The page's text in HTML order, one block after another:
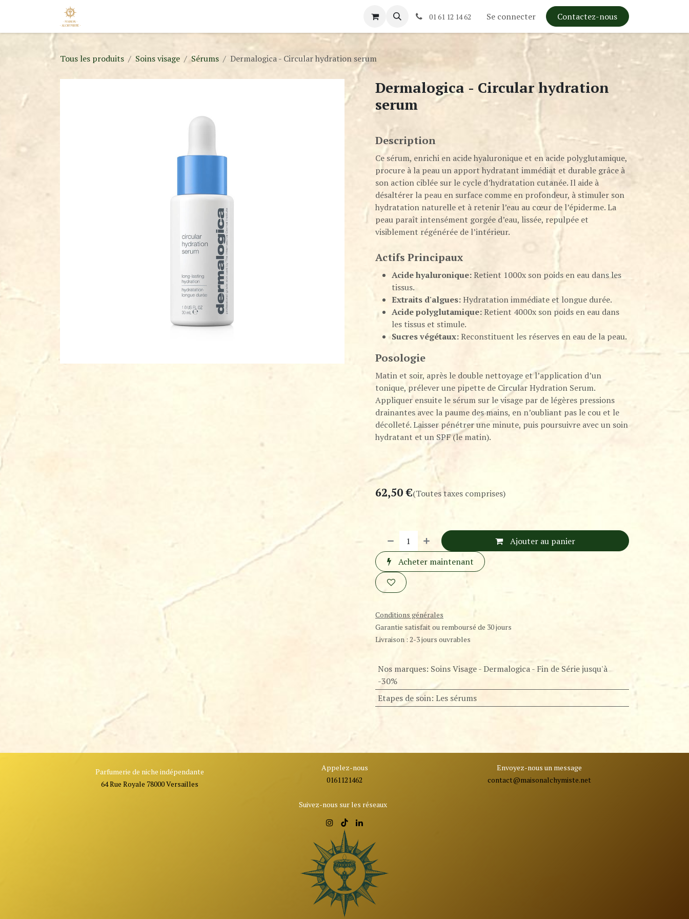
Se rendre au contenu
01 61 12 14 62 Se connecter Contactez-nous
Tous les produits Soins visage Sérums Dermalogica - Circular hydration serum
Dermalogica - Circular hydration
serum
Description
Ce sérum, enrichi en acide hyaluronique et en acide polyglutamique,
procure à la peau un apport hydratant immédiat et durable grâce à
son action ciblée sur le cycle d’hydratation cutanée. Il aide à
désaltérer la peau en surface comme en profondeur, à stimuler son
hydratation naturelle et à retenir l’eau au cœur de l’épiderme. La
peau paraît intensément gorgée d’eau, lissée, repulpée et
visiblement régénérée de l’intérieur.
Actifs Principaux
Acide hyaluronique:Retient 1000x son poids en eau dans les
tissus.
Extraits d'algues:Hydratation immédiate et longue durée.
Acide polyglutamique:Retient 4000x son poids en eau dans
les tissus et stimule.
Sucres végétaux:Reconstituent les réserves en eau de la peau.
Posologie
Matin et soir, après le double nettoyage et l’application d’un
tonique, prélever une pipette de Circular Hydration Serum.
Appliquer ensuite le sérum sur le visage par de légères pressions
drainantes avec la paume des mains, en n’oubliant pas le cou et le
décolleté. Laisser pénétrer une minute, puis poursuivre avec un soin
hydratant et un SPF (le matin).
62,50€(Toutes taxes comprises)
Ajouter au panier
Acheter maintenant
Conditions générales
Garantie satisfait ou remboursé de 30 jours
Livraison : 2-3 jours ouvrables
Nos marques: Soins Visage - Dermalogica - Fin de Série jusqu'à
-30%
Etapes de soin: Les sérums
Parfumerie de niche indépendante
64 Rue Royale 78000 Versailles
Appelez-nous
0161121462
Envoyez-nous un message
contact@maisonalchymiste.net
Suivez-nous sur les réseaux